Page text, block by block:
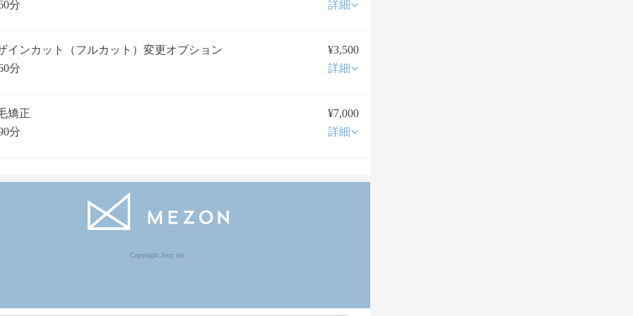
分 詳細
インカット（フルカット）変更オプション
¥3,500
分
詳細
矯正
¥7,000
分
詳細
Copyright Jocy inc.